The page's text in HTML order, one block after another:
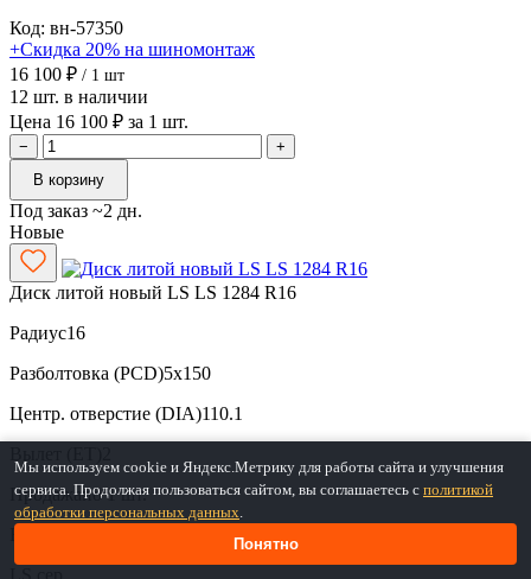
Код: вн-57350
+Скидка 20% на шиномонтаж
16 100 ₽ / 1 шт
12 шт. в наличии
Цена 16 100 ₽ за 1 шт.
−
+
В корзину
Под заказ ~2 дн.
Новые
Диск литой новый LS LS 1284 R16
Радиус16
Разболтовка (PCD)5x150
Центр. отверстие (DIA)110.1
Продажапо 1 шт.
6 шт. (через 2-3 дн.)
Мы используем cookie и Яндекс.Метрику для работы сайта и улучшения
сервиса. Продолжая пользоваться сайтом, вы соглашаетесь с политикой
обработки персональных данных.
Понятно